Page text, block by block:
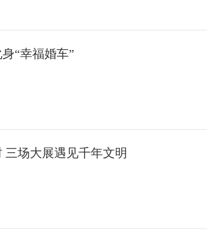
“幸福婚车”
三场大展遇见千年文明